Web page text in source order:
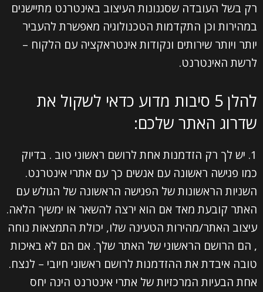
רק בשל העובדה שסגנונות העיצוב באינטרנט מתיישנים
במהירות וכן התקדמות הטכנולוגיה מאפשרת להעביר
יותר ויותר שירותים ונקודות אינטראקציה עם הלקוח –
לרשת האינטרנט.
להלן 5 סיבות מדוע כדאי לשקול את
שדרוג האתר שלכם:
1. יש לך רק הזדמנות אחת לרושם ראשוני טוב . בדיוק
כמו פגישה ראשונה עם אנשים כך עם אתרי אינטרנט.
השניות הראשונות של הפגישה הראשונה של הגולש עם
האתר קובעת מאד אם הוא ירצה להשאר או ימשיך הלאה.
עיצוב האתר/מהירות הטעינה שלו, יכולת התמצאות נוחה
, הם הרושם הראשוני של האתר שלך. אם הם לא באיכות
טובה איבדת את ההזדמנות לרושם ראשוני חיובי – לנצח.
אחת הבעיות המרכזיות של אתרי אינטרנט הינה יחס